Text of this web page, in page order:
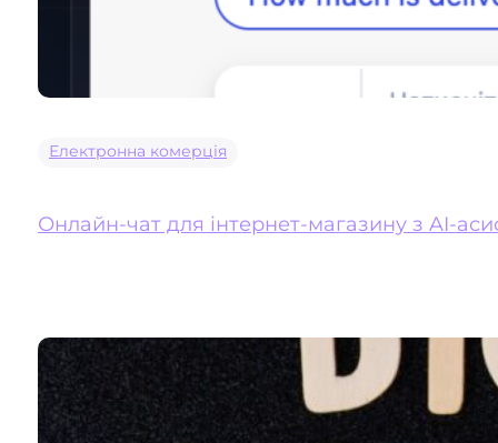
Електронна комерція
Онлайн-чат для інтернет-магазину з AI-